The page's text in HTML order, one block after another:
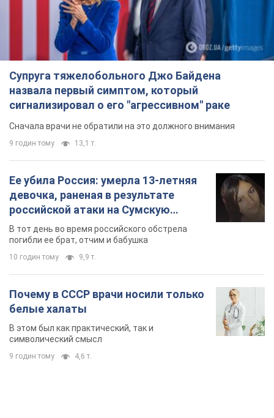
Супруга тяжелобольного Джо Байдена
назвала первый симптом, который
сигнализировал о его "агрессивном" раке
Сначала врачи не обратили на это должного внимания
9 годин тому 13,1 т.
Ее убила Россия: умерла 13-летняя
девочка, раненая в результате
российской атаки на Сумскую
область. Фото
В тот день во время российского обстрела
погибли ее брат, отчим и бабушка
10 годин тому 9,9 т.
Почему в СССР врачи носили только
белые халаты
В этом был как практический, так и
символический смысл
9 годин тому 4,6 т.